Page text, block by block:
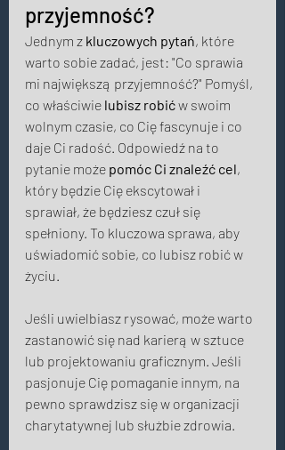
przyjemność?
Jednym z kluczowych pytań, które
warto sobie zadać, jest: "Co sprawia
mi największą przyjemność?" Pomyśl,
co właściwie lubisz robić w swoim
wolnym czasie, co Cię fascynuje i co
daje Ci radość. Odpowiedź na to
pytanie może pomóc Ci znaleźć cel,
który będzie Cię ekscytował i
sprawiał, że będziesz czuł się
spełniony. To kluczowa sprawa, aby
uświadomić sobie, co lubisz robić w
życiu.
Jeśli uwielbiasz rysować, może warto
zastanowić się nad karierą w sztuce
lub projektowaniu graficznym. Jeśli
pasjonuje Cię pomaganie innym, na
pewno sprawdzisz się w organizacji
charytatywnej lub służbie zdrowia.